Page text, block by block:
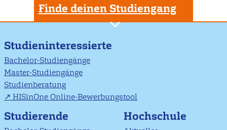
Finde deinen Studiengang
Studieninteressierte
Bachelor-Studiengänge
Master-Studiengänge
Studienberatung
HISinOne Online-Bewerbungstool
Studierende Hochschule